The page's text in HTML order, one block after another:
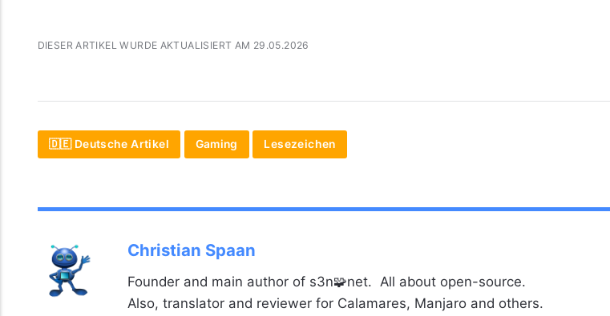
DIESER ARTIKEL WURDE AKTUALISIERT AM 29.05.2026
🇩🇪 Deutsche Artikel Gaming Lesezeichen
Christian Spaan
Founder and main author of s3n🧩net. All about open-source.
Also, translator and reviewer for Calamares, Manjaro and others.